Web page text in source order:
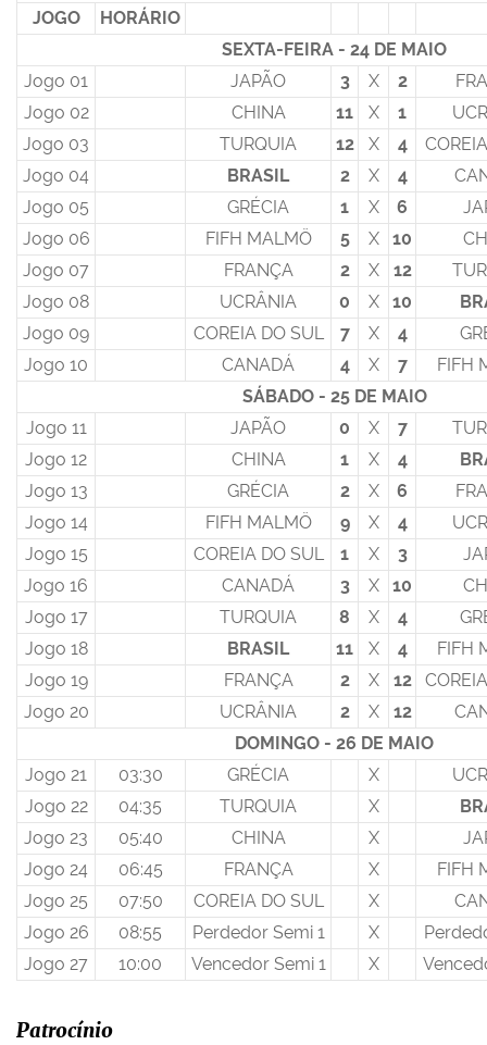
JOGO
HORÁRIO
SEXTA-FEIRA - 24 DE MAIO
Jogo 01
JAPÃO 3 X 2
Jogo 02
CHINA 11 X 1
Jogo 03
TURQUIA 12 X 4
Jogo 04
BRASIL 2 X 4
Jogo 05
GRÉCIA 1 X 6
Jogo 06
FIFH MALMÖ 5 X 10
Jogo 07
FRANÇA 2 X 12
Jogo 08
UCRÂNIA 0 X 10
Jogo 09
COREIA DO SUL 7 X 4
Jogo 10
CANADÁ 4 X 7
FIFH
SÁBADO - 25 DE MAIO
Jogo 11
JAPÃO 0 X 7
Jogo 12
CHINA 1 X 4
Jogo 13
GRÉCIA 2 X 6
Jogo 14
FIFH MALMÖ 9 X 4
Jogo 15
COREIA DO SUL 1 X 3
Jogo 16
CANADÁ 3 X 10
Jogo 17
TURQUIA 8 X 4
Jogo 18
BRASIL 11 X 4
FIFH
Jogo 19
FRANÇA 2 X 12
Jogo 20
UCRÂNIA 2 X 12
DOMINGO - 26 DE MAIO
Jogo 21
03:30 GRÉCIA X
Jogo 22
04:35 TURQUIA X
Jogo 23
05:40 CHINA X
Jogo 24
06:45 FRANÇA X
FIFH
Jogo 25
07:50 COREIA DO SUL X
Jogo 26
08:55 Perdedor Semi 1 X
Jogo 27
10:00 Vencedor Semi 1 X
Patrocínio